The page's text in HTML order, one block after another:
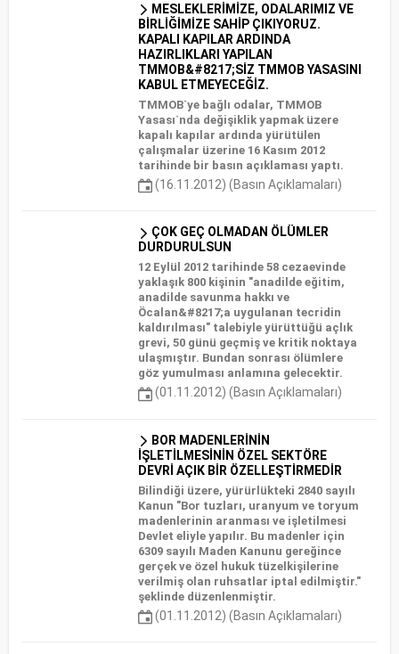
MESLEKLERİMİZE, ODALARIMIZ VE
BİRLİĞİMİZE SAHİP ÇIKIYORUZ.
KAPALI KAPILAR ARDINDA
HAZIRLIKLARI YAPILAN
TMMOB&#8217;SİZ TMMOB YASASINI
KABUL ETMEYECEĞİZ.
TMMOB`ye bağlı odalar, TMMOB
Yasası`nda değişiklik yapmak üzere
kapalı kapılar ardında yürütülen
çalışmalar üzerine 16 Kasım 2012
tarihinde bir basın açıklaması yaptı.
(16.11.2012) (Basın Açıklamaları)
ÇOK GEÇ OLMADAN ÖLÜMLER
DURDURULSUN
12 Eylül 2012 tarihinde 58 cezaevinde
yaklaşık 800 kişinin "anadilde eğitim,
anadilde savunma hakkı ve
Öcalan&#8217;a uygulanan tecridin
kaldırılması" talebiyle yürüttüğü açlık
grevi, 50 günü geçmiş ve kritik noktaya
ulaşmıştır. Bundan sonrası ölümlere
göz yumulması anlamına gelecektir.
(01.11.2012) (Basın Açıklamaları)
BOR MADENLERİNİN
İŞLETİLMESİNİN ÖZEL SEKTÖRE
DEVRİ AÇIK BİR ÖZELLEŞTİRMEDİR
Bilindiği üzere, yürürlükteki 2840 sayılı
Kanun "Bor tuzları, uranyum ve toryum
madenlerinin aranması ve işletilmesi
Devlet eliyle yapılır. Bu madenler için
6309 sayılı Maden Kanunu gereğince
gerçek ve özel hukuk tüzelkişilerine
verilmiş olan ruhsatlar iptal edilmiştir."
şeklinde düzenlenmiştir.
(01.11.2012) (Basın Açıklamaları)